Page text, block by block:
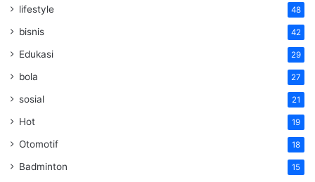
lifestyle 48
bisnis 42
Edukasi 29
bola 27
sosial 21
Hot 19
Otomotif 18
Badminton 15